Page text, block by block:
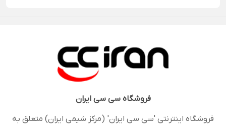
فروشگاهسی سی ایران
فروشگاه اینترنتی 'سی سی ایران' (مرکز شیمی ایران) متعلق به